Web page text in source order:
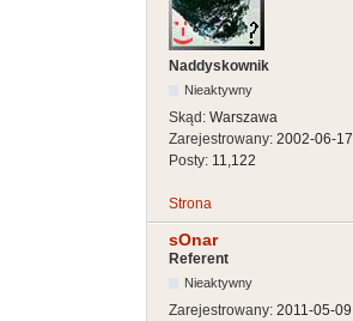
Naddyskownik
Nieaktywny
Skąd: Warszawa
Zarejestrowany: 2002-06-17
Posty: 11,122
Strona
sOnar
Referent
Nieaktywny
Zarejestrowany: 2011-05-09